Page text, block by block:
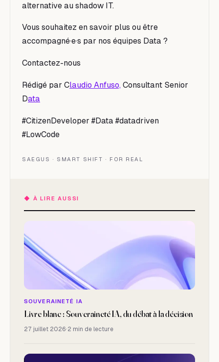
alternative au shadow IT.
Vous souhaitez en savoir plus ou être
accompagné·e·s par nos équipes Data ?
Contactez-nous
Rédigé par Claudio Anfuso, Consultant Senior
Data
#CitizenDeveloper #Data #datadriven
#LowCode
SAEGUS · SMART SHIFT · FOR REAL
◆ À LIRE AUSSI
SOUVERAINETÉ IA
Livre blanc : Souveraineté IA, du débat à la décision
27 juillet 2026·2 min de lecture